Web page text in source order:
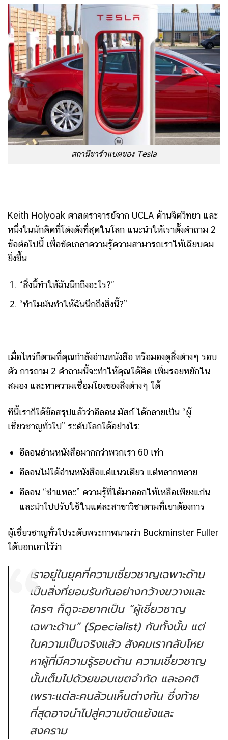
สถานีชาร์จแบตของ Tesla
Keith Holyoak ศาสตราจารย์จาก UCLA ด้านจิตวิทยา และ
หนึ่งในนักคิดที่โด่งดังที่สุดในโลก แนะนำให้เราตั้งคำถาม 2
ข้อต่อไปนี้ เพื่อขัดเกลาความรู้ความสามารถเราให้เฉียบคม
ยิ่งขึ้น
“สิ่งนี้ทำให้ฉันนึกถึงอะไร?”
“ทำไมมันทำให้ฉันนึกถึงสิ่งนี้?”
เมื่อไหร่ก็ตามที่คุณกำลังอ่านหนังสือ หรือมองดูสิ่งต่างๆ รอบ
ตัว การถาม 2 คำถามนี้จะทำให้คุณได้คิด เพิ่มรอยหยักใน
สมอง และหาความเชื่อมโยงของสิ่งต่างๆ ได้
ทีนี้เราก็ได้ข้อสรุปแล้วว่าอีลอน มัสก์ ได้กลายเป็น “ผู้
เชี่ยวชาญทั่วไป” ระดับโลกได้อย่างไร:
อีลอนอ่านหนังสือมากกว่าพวกเรา 60 เท่า
อีลอนไม่ได้อ่านหนังสือแค่แนวเดียว แต่หลากหลาย
อีลอน “ชำแหละ” ความรู้ที่ได้มาออกให้เหลือเพียงแก่น
และนำไปปรับใช้ในแต่ละสาขาวิชาตามที่เขาต้องการ
ผู้เชี่ยวชาญทั่วไประดับพระกาฬนามว่า Buckminster Fuller
ได้บอกเอาไว้ว่า
เราอยู่ในยุคที่ความเชี่ยวชาญเฉพาะด้าน
เป็นสิ่งที่ยอมรับกันอย่างกว้างขวางและ
ใครๆ ก็ดูจะอยากเป็น “ผู้เชี่ยวชาญ
เฉพาะด้าน” (Specialist) กันทั้งนั้น แต่
ในความเป็นจริงแล้ว สังคมเรากลับโหย
หาผู้ที่มีความรู้รอบด้าน ความเชี่ยวชาญ
นั้นเต็มไปด้วยขอบเขตจำกัด และอคติ
เพราะแต่ละคนล้วนเห็นต่างกัน ซึ่งท้าย
ที่สุดอาจนำไปสู่ความขัดแย้งและ
สงคราม